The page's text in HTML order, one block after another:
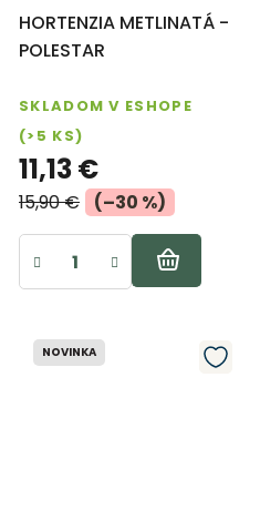
HORTENZIA METLINATÁ -
POLESTAR
SKLADOM V ESHOPE
(>5 KS)
11,13 €
15,90 € (–30 %)
NOVINKA